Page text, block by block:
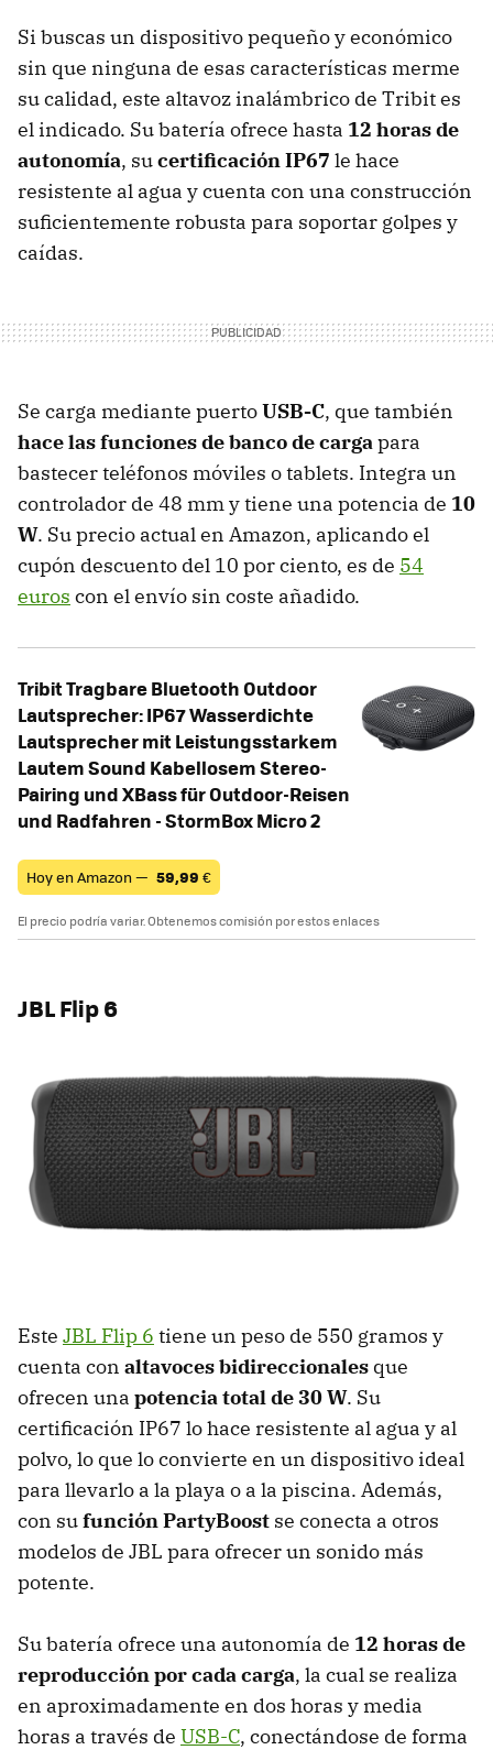
Si buscas un dispositivo pequeño y económico
sin que ninguna de esas características merme
su calidad, este altavoz inalámbrico de Tribit es
el indicado. Su batería ofrece hasta 12 horas de
autonomía, sucertificación IP67 le hace
resistente al agua y cuenta con una construcción
suficientemente robusta para soportar golpes y
caídas.
Se carga mediante puertoUSB-C, que también
hace las funciones de banco de cargapara
bastecer teléfonos móviles o tablets. Integra un
controlador de 48 mm y tiene una potencia de 10
W. Su precio actual en Amazon, aplicando el
cupón descuento del 10 por ciento, es de 54
euros con el envío sin coste añadido.
Tribit Tragbare Bluetooth Outdoor
Lautsprecher: IP67 Wasserdichte
Lautsprecher mit Leistungsstarkem
Lautem Sound Kabellosem Stereo-
Pairing und XBass für Outdoor-Reisen
und Radfahren - StormBox Micro 2
Hoy en Amazon — 59,99 €
El precio podría variar. Obtenemos comisión por estos enlaces
JBL Flip 6
Este JBL Flip 6 tiene un peso de 550 gramos y
cuenta con altavoces bidireccionales que
ofrecen una potencia total de 30 W. Su
certificación IP67 lo hace resistente al agua y al
polvo, lo que lo convierte en un dispositivo ideal
para llevarlo a la playa o a la piscina. Además,
con sufunción PartyBoost se conecta a otros
modelos de JBL para ofrecer un sonido más
potente.
Su batería ofrece una autonomía de 12 horas de
reproducción por cada carga, la cual se realiza
en aproximadamente en dos horas y media
horas a través de USB-C, conectándose de forma